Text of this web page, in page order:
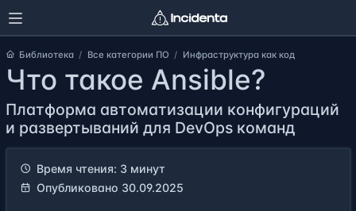
Библиотека Все категории ПО Инфраструктура как код
Что такое Ansible?
Платформа автоматизации конфигураций
и развертываний для DevOps команд
Время чтения: 3 минут
Опубликовано 30.09.2025